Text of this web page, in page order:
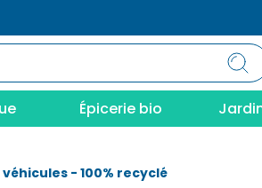
Épicerie bio
- 100% recyclé